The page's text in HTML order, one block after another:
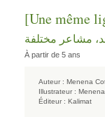
[Une même
مشاعر مختلفة
À partir de 5 ans
Auteur : Menena
Illustrateur :
Éditeur : Kalimat